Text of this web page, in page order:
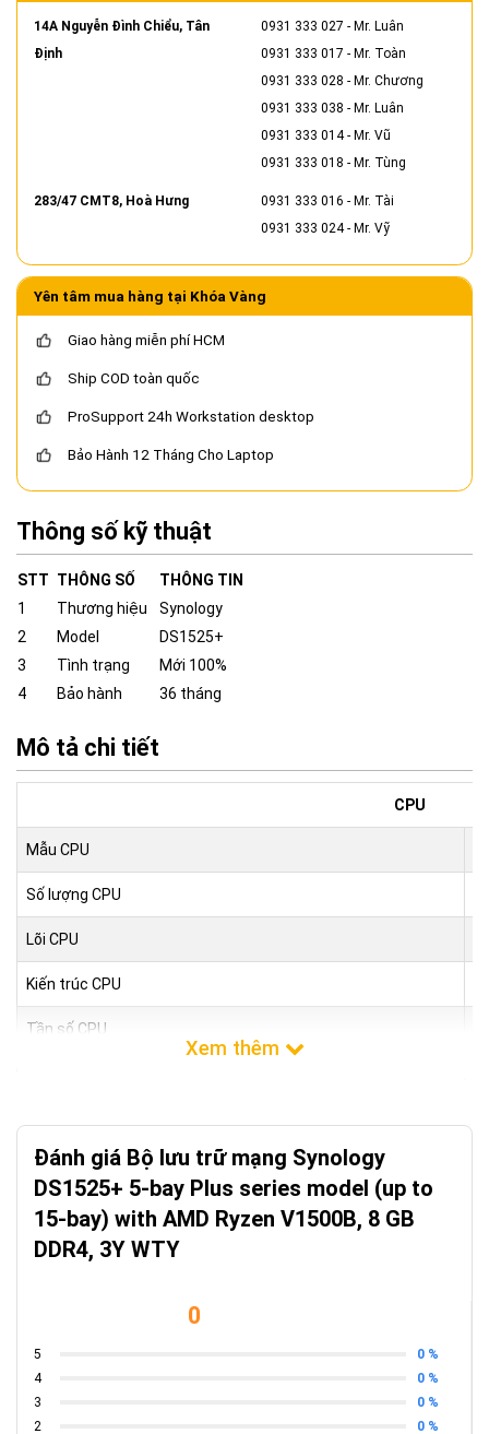
14A Nguyễn Đình Chiểu, Tân
Định
0931 333 027 - Mr. Luân
0931 333 017 - Mr. Toàn
0931 333 028 - Mr. Chương
0931 333 038 - Mr. Luân
0931 333 014- Mr. Vũ
0931 333 018 - Mr. Tùng
283/47 CMT8, Hoà Hưng 0931 333 016 - Mr. Tài
0931 333 024- Mr. Vỹ
Yên tâm mua hàng tại Khóa Vàng
Giao hàng miễn phí HCM
Ship COD toàn quốc
ProSupport 24h Workstation desktop
Bảo Hành 12 Tháng Cho Laptop
Thông số kỹ thuật
STT THÔNG SỐ
THÔNG TIN
1
Thương hiệu
Synology
2
Model
DS1525+
3
Tình trạng
Mới 100%
4
Bảo hành 36 tháng
Mô tả chi tiết
CPU
Mẫu CPU
Số lượng CPU
Lõi CPU
Kiến trúc CPU
Tần số CPU
Bộ nhớ hệ thống
Mô-đun bộ nhớ lắp sẵn
Tổng số khe cắm bộ nhớ
Khay ổ đĩa
Đánh giá Bộ lưu trữ mạng Synology
DS1525+ 5-bay Plus series model (up to
15-bay) with AMD Ryzen V1500B, 8 GB
DDR4, 3Y WTY
0
5
0 %
4
0 %
3
0 %
2
0 %